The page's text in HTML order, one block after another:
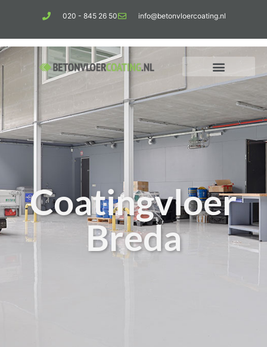
020 - 845 26 50 info@betonvloercoating.nl
Coatingvloer
Breda